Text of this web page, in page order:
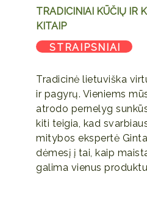
TRADICINIAI KŪČIŲ IR
KITAIP
STRAIPSNIAI
Tradicinė lietuviška
ir pagyrų. Vieniems
atrodo pernelyg
kiti teigia, kad
mitybos ekspertė
dėmesį į tai, kaip
galima vienus